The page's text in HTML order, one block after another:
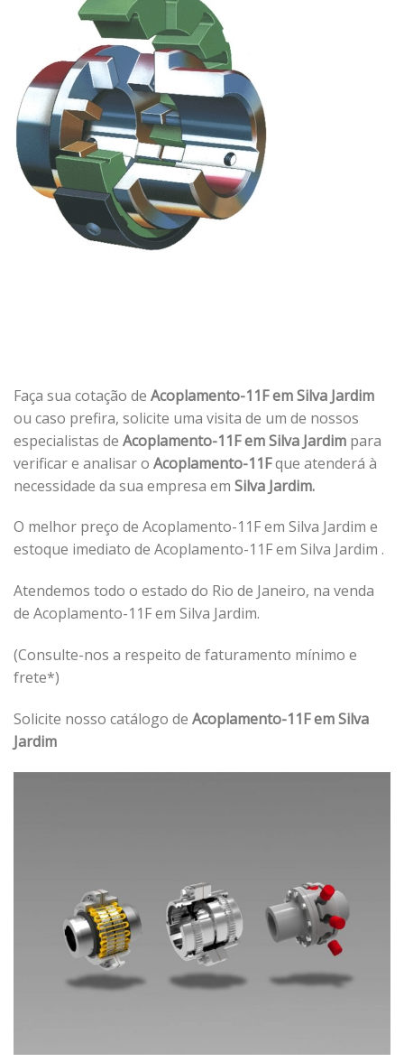
Faça sua cotação de Acoplamento-11F em Silva Jardim
ou caso prefira, solicite uma visita de um de nossos
especialistas de Acoplamento-11F em Silva Jardim para
verificar e analisar o Acoplamento-11Fque atenderá à
necessidade da sua empresa em Silva Jardim.
O melhor preço de Acoplamento-11F em Silva Jardim e
estoque imediato de Acoplamento-11F em Silva Jardim .
Atendemos todo o estado do Rio de Janeiro, na venda
de Acoplamento-11F em Silva Jardim.
(Consulte-nos a respeito de faturamento mínimo e
frete*)
Solicite nosso catálogo de Acoplamento-11F em Silva
Jardim